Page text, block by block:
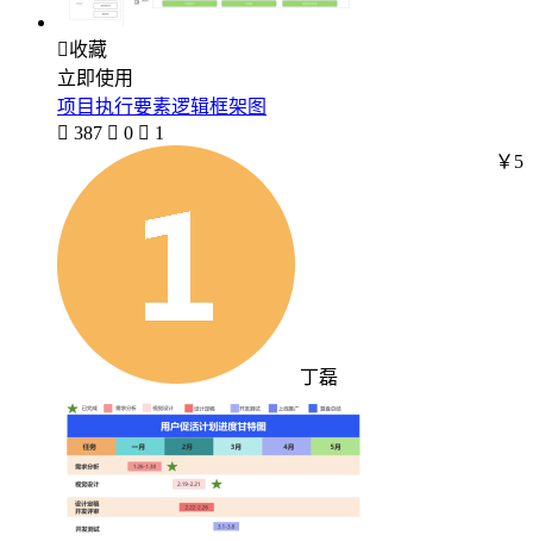
收藏
立即使用
项目执行要素逻辑框架图
 387  0  1
丁磊
￥5